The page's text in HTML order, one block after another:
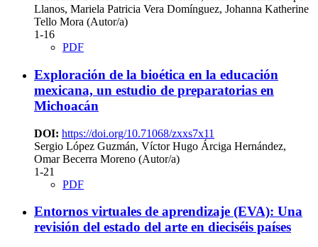
Llanos, Mariela Patricia Vera Domínguez, Johanna Katherine
Tello Mora (Autor/a)
1-16
PDF
Exploración de la bioética en la educación
mexicana, un estudio de preparatorias en
Michoacán
DOI: https://doi.org/10.71068/zxxs7x11
Sergio López Guzmán, Víctor Hugo Árciga Hernández,
Omar Becerra Moreno (Autor/a)
1-21
PDF
Entornos virtuales de aprendizaje (EVA): Una
revisión del estado del arte en dieciséis países